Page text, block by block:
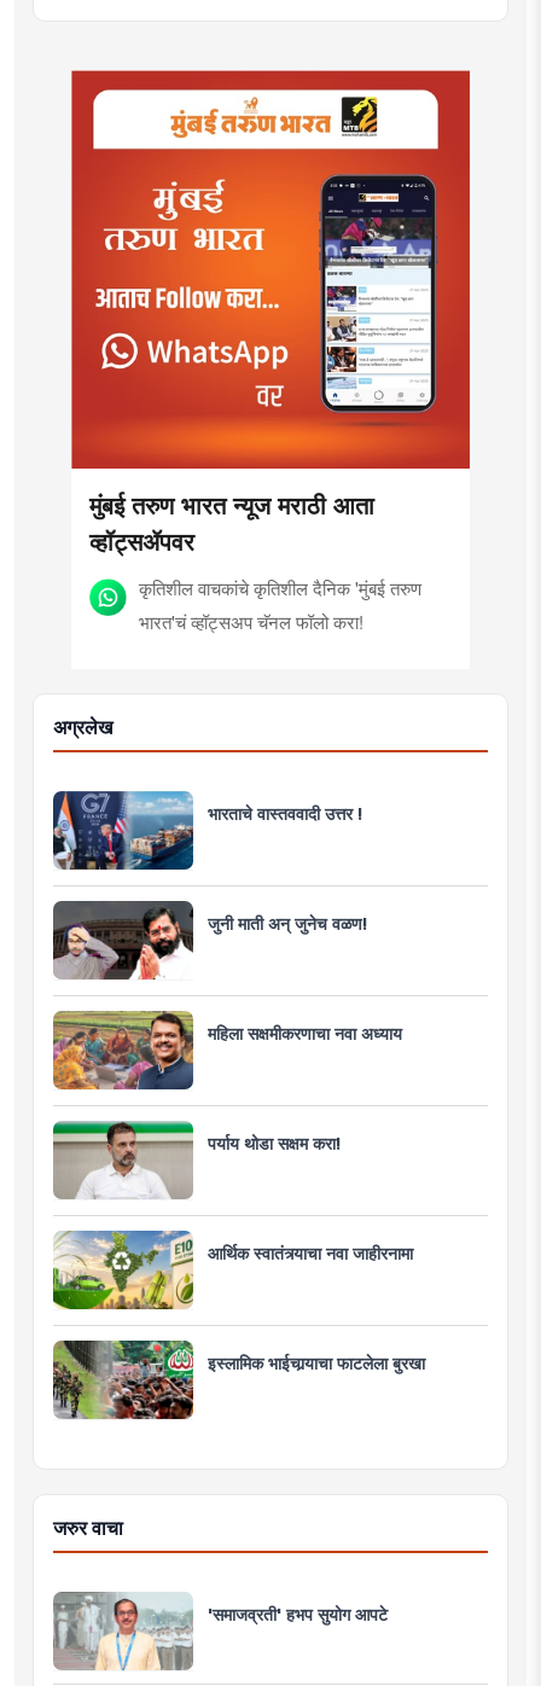
मुंबई तरुण भारत न्यूज मराठी आता
व्हॉट्सॲपवर
कृतिशील वाचकांचे कृतिशील दैनिक 'मुंबई तरुण
भारत'चं व्हॉट्सअप चॅनल फॉलो करा!
अग्रलेख
भारताचे वास्तववादी उत्तर !
जुनी माती अन् जुनेच वळण!
महिला सक्षमीकरणाचा नवा अध्याय
पर्याय थोडा सक्षम करा!
आर्थिक स्वातंत्र्याचा नवा जाहीरनामा
इस्लामिक भाईचार्‍याचा फाटलेला बुरखा
जरुर वाचा
'समाजव्रती' हभप सुयोग आपटे